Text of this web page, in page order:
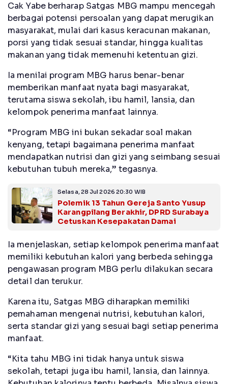
Cak Yabe berharap Satgas MBG mampu mencegah
berbagai potensi persoalan yang dapat merugikan
masyarakat, mulai dari kasus keracunan makanan,
porsi yang tidak sesuai standar, hingga kualitas
makanan yang tidak memenuhi ketentuan gizi.
Ia menilai program MBG harus benar-benar
memberikan manfaat nyata bagi masyarakat,
terutama siswa sekolah, ibu hamil, lansia, dan
kelompok penerima manfaat lainnya.
“Program MBG ini bukan sekadar soal makan
kenyang, tetapi bagaimana penerima manfaat
mendapatkan nutrisi dan gizi yang seimbang sesuai
kebutuhan tubuh mereka,” tegasnya.
Selasa, 28 Jul 2026 20:30 WIB
Polemik 13 Tahun Gereja Santo Yusup
Karangpilang Berakhir, DPRD Surabaya
Cetuskan Kesepakatan Damai
Ia menjelaskan, setiap kelompok penerima manfaat
memiliki kebutuhan kalori yang berbeda sehingga
pengawasan program MBG perlu dilakukan secara
detail dan terukur.
Karena itu, Satgas MBG diharapkan memiliki
pemahaman mengenai nutrisi, kebutuhan kalori,
serta standar gizi yang sesuai bagi setiap penerima
manfaat.
“Kita tahu MBG ini tidak hanya untuk siswa
sekolah, tetapi juga ibu hamil, lansia, dan lainnya.